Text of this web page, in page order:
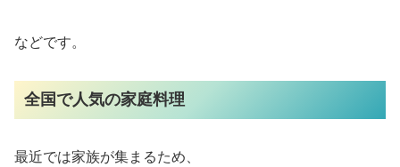
などです。
全国で人気の家庭料理
最近では家族が集まるため、